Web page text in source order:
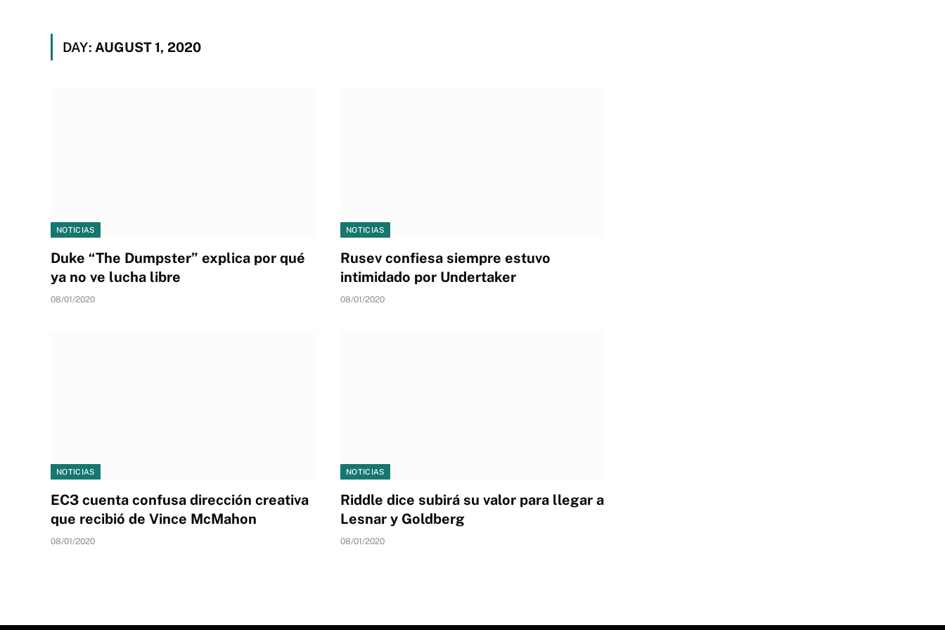
DAY: AUGUST 1, 2020
NOTICIAS
Duke “The Dumpster” explica por qué
ya no ve lucha libre
08/01/2020
NOTICIAS
Rusev confiesa siempre estuvo
intimidado por Undertaker
08/01/2020
NOTICIAS
EC3 cuenta confusa dirección creativa
que recibió de Vince McMahon
08/01/2020
NOTICIAS
Riddle dice subirá su valor para llegar a
Lesnar y Goldberg
08/01/2020